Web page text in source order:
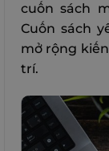
cuốn sách
Cuốn sách
mở rộng
trí.